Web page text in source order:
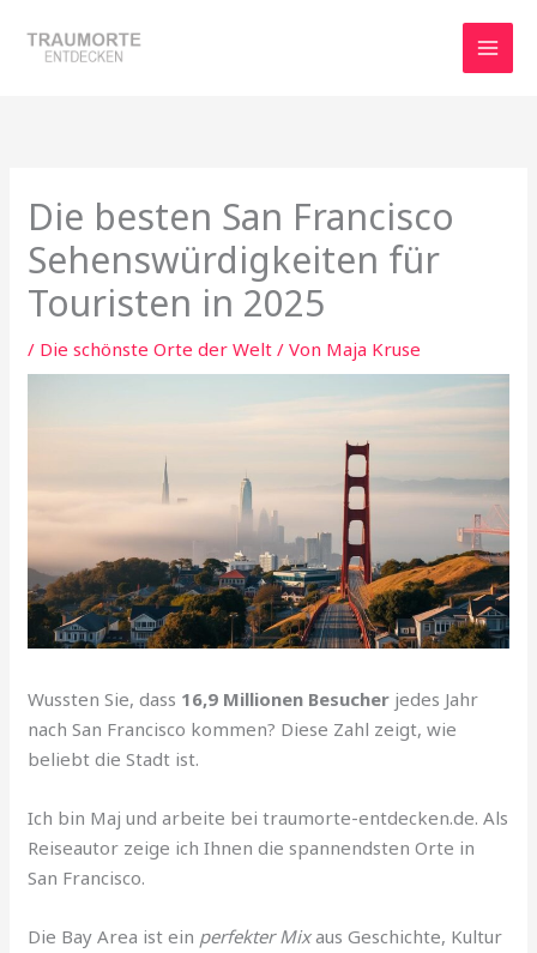
Inhalt
Die besten San Francisco
Sehenswürdigkeiten für
Touristen in 2025
/ Die schönste Orte der Welt / Von Maja Kruse
Wussten Sie, dass 16,9 Millionen Besucher jedes Jahr
nach San Francisco kommen? Diese Zahl zeigt, wie
beliebt die Stadt ist.
Ich bin Maj und arbeite bei traumorte-entdecken.de. Als
Reiseautor zeige ich Ihnen die spannendsten Orte in
San Francisco.
Die Bay Area ist ein perfekter Mixaus Geschichte, Kultur